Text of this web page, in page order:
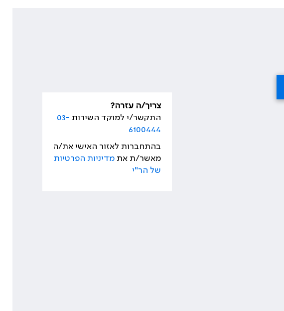
צריך/ה עזרה?
התקשר/י למוקד השירות 03-
6100444
בהתחברות לאזור האישי את/ה
מאשר/ת אתמדיניות הפרטיות
של הר"י